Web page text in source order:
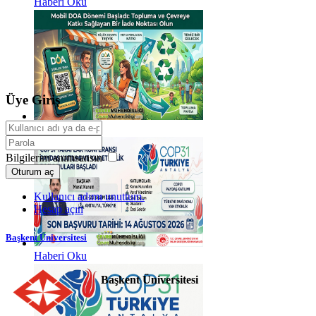
Haberi Oku
Haberi Oku
Üye Giriş
Bilgilerim anımsansın
Oturum aç
Kullanıcı adımı unuttum.
Hesap açın
Başkent Üniversitesi
Başkent Üniversitesi